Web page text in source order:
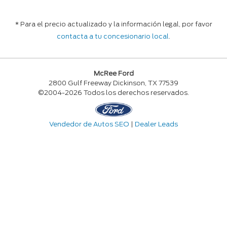
* Para el precio actualizado y la información legal, por favor
contacta a tu concesionario local
McRee Ford
2800 Gulf Freeway Dickinson, TX 77539
©2004-2026 Todos los derechos reservados.
Vendedor de Autos SEO | Dealer Leads